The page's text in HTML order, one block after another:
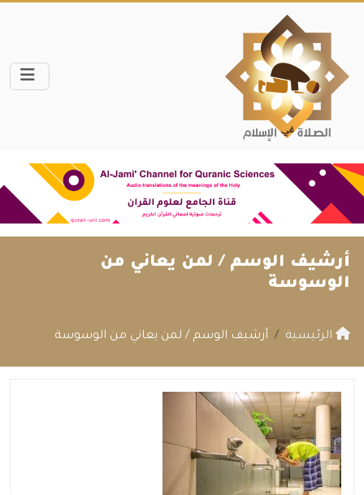
أرشيف الوسم / لمن يعاني من
الوسوسة
الرئيسية أرشيف الوسم / لمن يعاني من الوسوسة